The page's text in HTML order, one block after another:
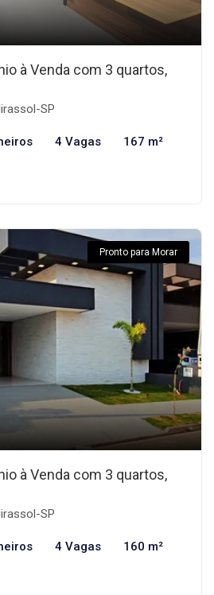
à Venda com 3 quartos,
SP
4 Vagas 167 m²
Pronto para Morar
à Venda com 3 quartos,
SP
4 Vagas 160 m²